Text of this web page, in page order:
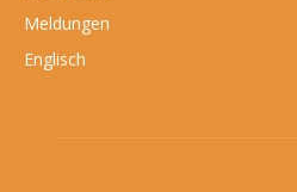
Meldungen
Englisch